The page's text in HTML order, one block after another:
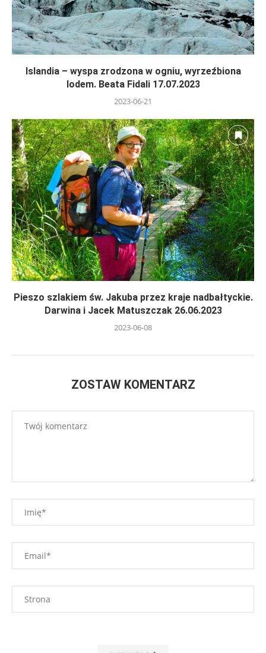
Islandia – wyspa zrodzona w ogniu, wyrzeźbiona
lodem. Beata Fidali 17.07.2023
2023-06-21
Pieszo szlakiem św. Jakuba przez kraje nadbałtyckie.
Darwina i Jacek Matuszczak 26.06.2023
2023-06-08
ZOSTAW KOMENTARZ